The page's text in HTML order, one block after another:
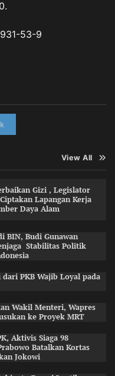
53-9
View All
Gizi , Legislator
Lapangan Kerja
Daya Alam
BIN, Budi Gunawan
Stabilitas Politik
dari PKB Wajib Loyal pada
Wakil Menteri, Wapres
ke Proyek MRT
Aktivis Siaga 98
Batalkan Kortas
Jokowi